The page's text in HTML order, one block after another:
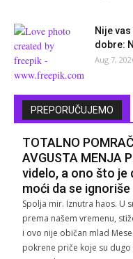
Nije
dobre:
Aug 7,
PREPORUČUJEMO
TOTALNO
AVGUSTA MENJA
videlo, a ono što je
moći da se ignoriše
Spolja mir. Iznutra haos. U
prema našem vremenu,
i ovo nije običan mlad
pokrene priče koje su